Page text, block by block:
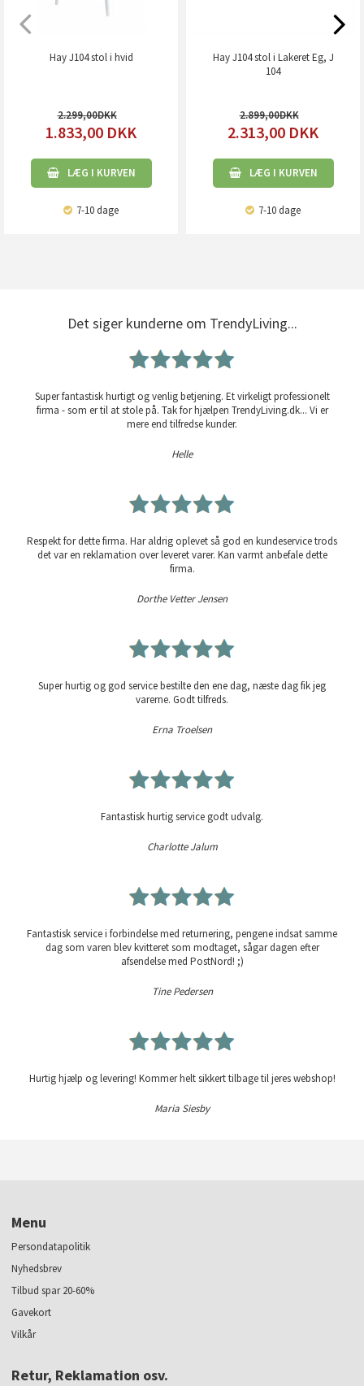
Hay J104 stol i hvid
2.299,00
1.833,00 DKK
LÆG I KURVEN
7-10 dage
Hay J104 stol i Lakeret Eg, J
104
2.899,00
2.313,00 DKK
LÆG I KURVEN
7-10 dage
Det siger kunderne om TrendyLiving...
Super fantastisk hurtigt og venlig betjening. Et virkeligt professionelt
firma - som er til at stole på. Tak for hjælpen TrendyLiving.dk... Vi er
mere end tilfredse kunder.
Helle
Respekt for dette firma. Har aldrig oplevet så god en kundeservice trods
det var en reklamation over leveret varer. Kan varmt anbefale dette
firma.
Dorthe Vetter Jensen
Super hurtig og god service bestilte den ene dag, næste dag fik jeg
varerne. Godt tilfreds.
Erna Troelsen
Fantastisk hurtig service godt udvalg.
Charlotte Jalum
Fantastisk service i forbindelse med returnering, pengene indsat samme
dag som varen blev kvitteret som modtaget, sågar dagen efter
afsendelse med PostNord! ;)
Tine Pedersen
Hurtig hjælp og levering! Kommer helt sikkert tilbage til jeres webshop!
Maria Siesby
Menu
Persondatapolitik
Nyhedsbrev
Tilbud spar 20-60%
Gavekort
Vilkår
Retur, Reklamation osv.